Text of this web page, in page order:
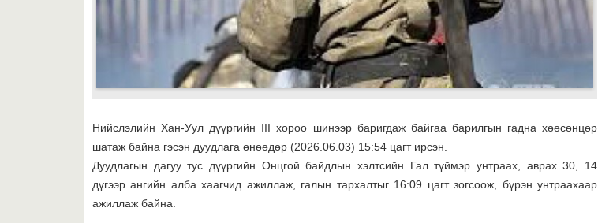
Нийслэлийн Хан-Уул дүүргийн III хороо шинээр баригдаж байгаа барилгын гадна хөөсөнцөр
шатаж байна гэсэн дуудлага өнөөдөр (2026.06.03) 15:54 цагт ирсэн.
Дуудлагын дагуу тус дүүргийн Онцгой байдлын хэлтсийн Гал түймэр унтраах, аврах 30, 14
дүгээр ангийн алба хаагчид ажиллаж, галын тархалтыг 16:09 цагт зогсоож, бүрэн унтраахаар
ажиллаж байна.